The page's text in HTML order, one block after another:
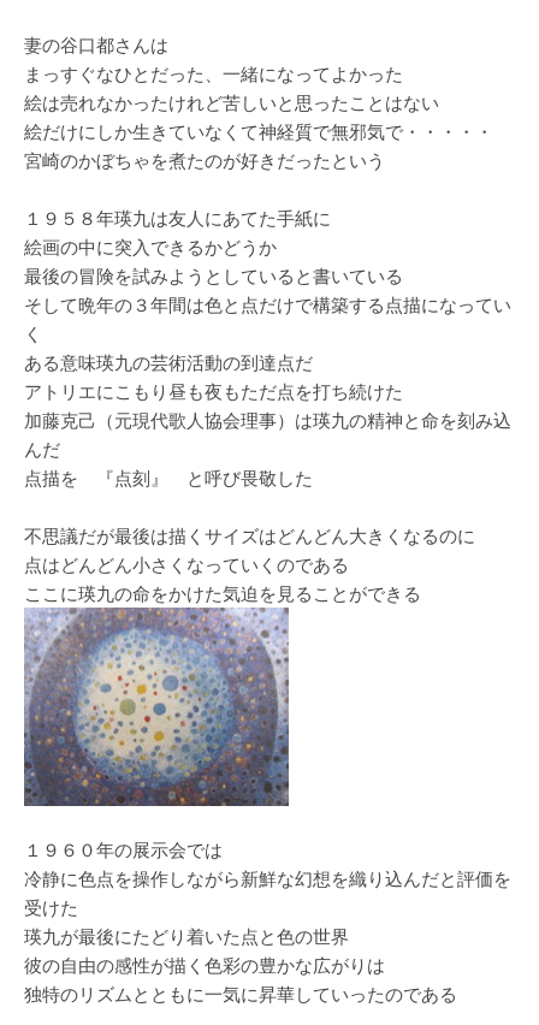
妻の谷口都さんは
まっすぐなひとだった、一緒になってよかった
絵は売れなかったけれど苦しいと思ったことはない
絵だけにしか生きていなくて神経質で無邪気で・・・・・
宮崎のかぼちゃを煮たのが好きだったという
１９５８年瑛九は友人にあてた手紙に
絵画の中に突入できるかどうか
最後の冒険を試みようとしていると書いている
そして晩年の３年間は色と点だけで構築する点描になってい
く
ある意味瑛九の芸術活動の到達点だ
アトリエにこもり昼も夜もただ点を打ち続けた
加藤克己（元現代歌人協会理事）は瑛九の精神と命を刻み込
んだ
点描を 『点刻』 と呼び畏敬した
不思議だが最後は描くサイズはどんどん大きくなるのに
点はどんどん小さくなっていくのである
ここに瑛九の命をかけた気迫を見ることができる
１９６０年の展示会では
冷静に色点を操作しながら新鮮な幻想を織り込んだと評価を
受けた
瑛九が最後にたどり着いた点と色の世界
彼の自由の感性が描く色彩の豊かな広がりは
独特のリズムとともに一気に昇華していったのである